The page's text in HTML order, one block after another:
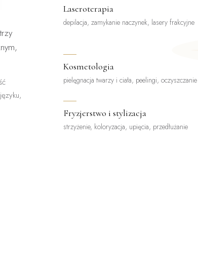
Laseroterapia
depilacja, zamykanie naczynek, lasery frakcyjne
Kosmetologia
pielęgnacja twarzy i ciała, peelingi, oczyszczanie
Fryzjerstwo i stylizacja
strzyżenie, koloryzacja, upięcia, przedłużanie